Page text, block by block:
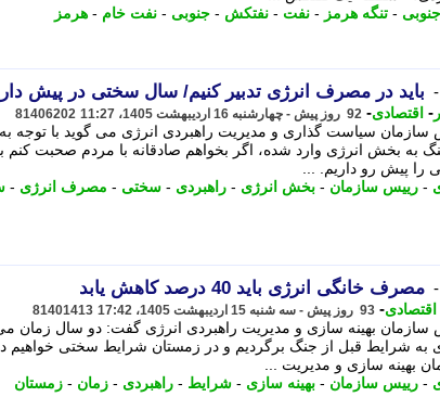
- تنگه هرمز - نفت - نفتکش - جنوبی - نفت خام - هرمز
باید در مصرف انرژی تدبیر کنیم/ سال سختی در پیش
- اقتصادی- 92 روز پیش - چهارشنبه 16 اردیبهشت 1405، 11:27 81406202
سازمان سیاست گذاری و مدیریت راهبردی انرژی می گوید با توجه
به بخش انرژی وارد شده، اگر بخواهم صادقانه با مردم صحبت کنم
را پیش رو داریم. ...
- رییس سازمان - بخش انرژی - راهبردی - سختی - مصرف انرژی -
مصرف خانگی انرژی باید 40 درصد کاهش یابد
اقتصادی- 93 روز پیش - سه شنبه 15 اردیبهشت 1405، 17:42 81401413
سازمان بهینه سازی و مدیریت راهبردی انرژی گفت: دو سال زمان
به شرایط قبل از جنگ برگردیم و در زمستان شرایط سختی
بهینه سازی و مدیریت ...
- رییس سازمان - بهینه سازی - شرایط - راهبردی - زمان - زمستان